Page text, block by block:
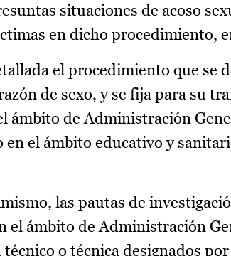
situaciones de acoso
en dicho procedimiento,
el procedimiento que se
de sexo, y se fija para su
ámbito de Administración
el ámbito educativo y
las pautas de
el ámbito de Administración
o técnica designados